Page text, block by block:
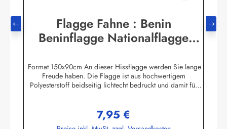
Flagge Fahne : Benin
Beninflagge Nationalflagge
Format 150x90cm An dieser Hissflagge werden Sie lange
Freude haben. Die Flagge ist aus hochwertigem
Polyesterstoff beidseitig lichtecht bedruckt und damit für
zur Befestigung am Flaggenmast eingearbeitet. Die Flagge
hält deshalb auch mittlere Windgeschwindigkeiten aus. Ab
Regulärer Preis:
7,95 €